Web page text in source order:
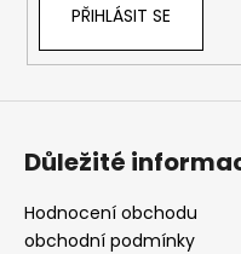
PŘIHLÁSIT SE
Důležité
Hodnocení obchodu
obchodní podmínky